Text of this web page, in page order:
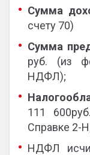
Сумма
счету 70)
Сумма
руб. (из
НДФЛ);
111
Справке 2-
НДФЛ